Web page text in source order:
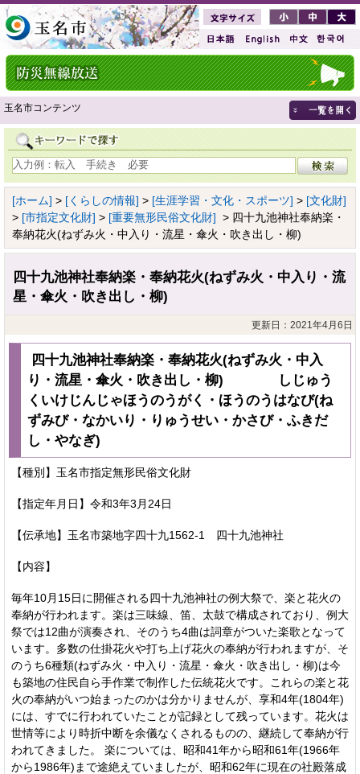
玉名市コンテンツ
[ホーム] > [くらしの情報] > [生涯学習・文化・スポーツ] > [文化財]
> [市指定文化財] > [重要無形民俗文化財] > 四十九池神社奉納楽・
奉納花火(ねずみ火・中入り・流星・傘火・吹き出し・柳)
四十九池神社奉納楽・奉納花火(ねずみ火・中入り・流
星・傘火・吹き出し・柳)
更新日：2021年4月6日
四十九池神社奉納楽・奉納花火(ねずみ火・中入
り・流星・傘火・吹き出し・柳) しじゅう
くいけじんじゃほうのうがく・ほうのうはなび(ね
ずみび・なかいり・りゅうせい・かさび・ふきだ
し・やなぎ)
【種別】玉名市指定無形民俗文化財
【指定年月日】令和3年3月24日
【伝承地】玉名市築地字四十九1562-1 四十九池神社
【内容】
毎年10月15日に開催される四十九池神社の例大祭で、楽と花火の
奉納が行われます。楽は三味線、笛、太鼓で構成されており、例大
祭では12曲が演奏され、そのうち4曲は詞章がついた楽歌となって
います。多数の仕掛花火や打ち上げ花火の奉納が行われますが、そ
のうち6種類(ねずみ火・中入り・流星・傘火・吹き出し・柳)は今
も築地の住民自ら手作業で制作した伝統花火です。これらの楽と花
火の奉納がいつ始まったのかは分かりませんが、享和4年(1804年)
には、すでに行われていたことが記録として残っています。花火は
世情等により時折中断を余儀なくされるものの、継続して奉納が行
われてきました。 楽については、昭和41年から昭和61年(1966年
から1986年)まで途絶えていましたが、昭和62年に現在の社殿落成